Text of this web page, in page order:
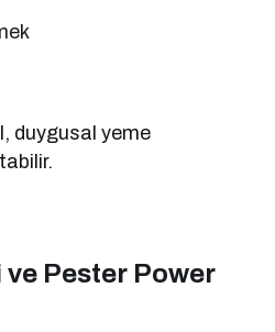
duygusal yeme
Pester Power